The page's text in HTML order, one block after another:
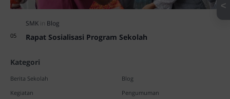
Rapat Sosialisasi Program Sekolah
Kategori
Berita Sekolah
Blog
Kegiatan
Pengumuman
<